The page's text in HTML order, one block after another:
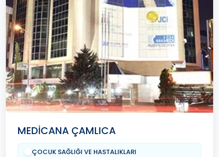
MEDİCANA ÇAMLICA
ÇOCUK SAĞLIĞI VE HASTALIKLARI